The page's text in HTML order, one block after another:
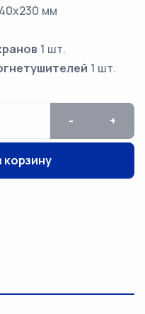
мм
1 шт.
1 шт.
- +
корзину